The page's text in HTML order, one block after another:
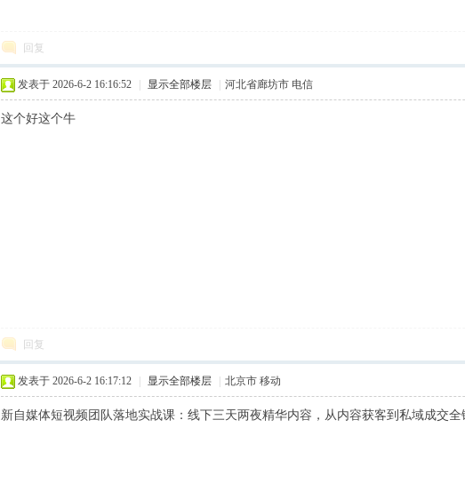
回复
发表于 2026-6-2 16:16:52 显示全部楼层 河北省廊坊市 电信
这个好这个牛
回复
发表于 2026-6-2 16:17:12 显示全部楼层 北京市 移动
新自媒体短视频团队落地实战课：线下三天两夜精华内容，从内容获客到私域成交